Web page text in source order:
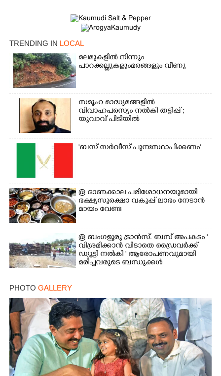
TRENDING IN LOCAL
മലമുകളിൽ നിന്നും
പാറക്കല്ലുകളുംമരങ്ങളും വീണു
സമൂഹ മാദ്ധ്യമങ്ങളിൽ
വിവാഹപരസ്യം നൽകി തട്ടിപ്പ് ;
യുവാവ് പിടിയിൽ
'ബസ് സർവീസ് പുനഃസ്ഥാപിക്കണം'
@​​​​​​​ ഓണക്കാല പരിശോധനയുമായി
ഭക്ഷ്യസുരക്ഷാ വകുപ്പ് ലാഭം നേടാൻ
മായം വേണ്ട
@ ബംഗളൂരു ട്രാൻസ്. ബസ് അപകടം '
വി​ശ്ര​മിക്കാൻ വിടാതെ ഡ്രൈ​വ​ർ​ക്ക്
ഡ്യൂട്ടി നൽകി ' ആരോപണവുമായി
മരിച്ചവരുടെ ബന്ധുക്കൾ
PHOTO GALLERY
Share this link